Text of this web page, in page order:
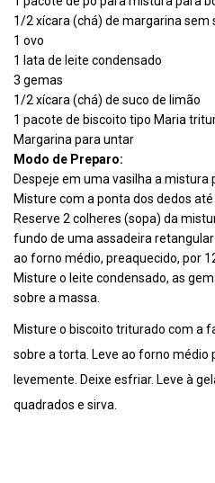
1/2 xícara (chá) de margarina sem
1 ovo
1 lata de leite condensado
3 gemas
1/2 xícara (chá) de suco de limão
1 pacote de biscoito tipo Maria
Margarina para untar
Modo de Preparo:
Despeje em uma vasilha a mistura
Misture com a ponta dos dedos
Reserve 2 colheres (sopa) da
fundo de uma assadeira
ao forno médio, preaquecido, por
Misture o leite condensado, as
sobre a massa.
Misture o biscoito triturado com a
sobre a torta. Leve ao forno médio
levemente. Deixe esfriar. Leve à
quadrados e sirva.